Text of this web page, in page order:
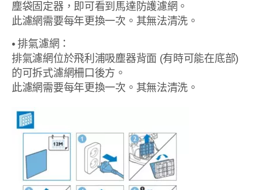
塵袋固定器，即可看到馬達防護濾網。
此濾網需要每年更換一次。其無法清洗。
• 排氣濾網：
排氣濾網位於飛利浦吸塵器背面 (有時可能在底部)
的可拆式濾網柵口後方。
此濾網需要每年更換一次。其無法清洗。